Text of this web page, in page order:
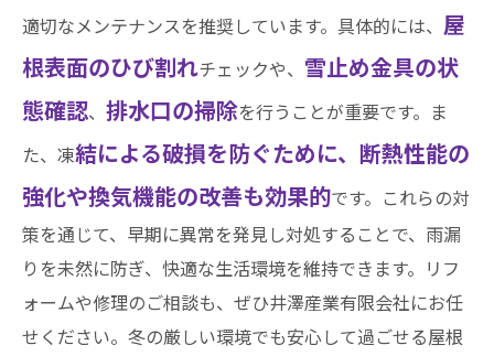
適切なメンテナンスを推奨しています。具体的には、 屋
根表面のひび割れチェックや、 雪止め金具の状
態確認、 排水口の掃除を行うことが重要です。ま
た、凍結による破損を防ぐために、断熱性能の
強化や換気機能の改善も効果的です。これらの対
策を通じて、早期に異常を発見し対処することで、雨漏
りを未然に防ぎ、快適な生活環境を維持できます。リフ
ォームや修理のご相談も、ぜひ井澤産業有限会社にお任
せください。冬の厳しい環境でも安心して過ごせる屋根